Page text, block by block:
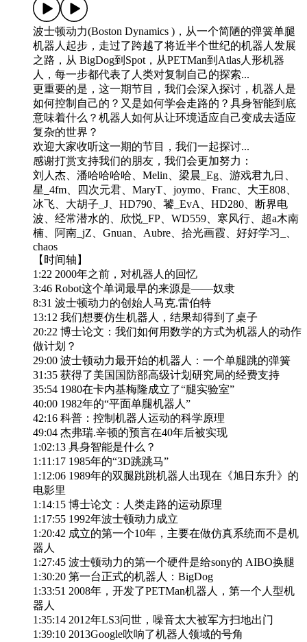
波士顿动力(Boston Dynamics )，从一个简陋的弹簧单腿
机器人起步，走过了跨越了将近半个世纪的机器人发展
之路，从 BigDog到Spot，从PETMan到Atlas人形机器
人，每一步都代表了人类对复制自己的探索...
更重要的是，这一期节目，我们会深入探讨，机器人是
如何控制自己的？又是如何学会走路的？具身智能到底
意味着什么？机器人如何从让环境适应自己变成去适应
复杂的世界？
欢迎大家收听这一期的节目，我们一起探讨...
感谢打赏支持我们的朋友，我们会更加努力：
刘人杰、潘哈哈哈哈、Melin、梁晨_Eg、游戏君九日、
星_4fm、四次元君、MaryT、joymo、Franc、大王808、
冰飞、大胡子_J、HD790、饕_EvA、HD280、断界电
波、经常潜水的、欣悦_FP、WD559、寒风行、超a木南
楠、阿南_jZ、Gnuan、Aubre、拾光画霞、好好学习_、
chaos
【时间轴】
1:22 2000年之前，对机器人的回忆
3:46 Robot这个单词最早的来源是——奴隶
8:31 波士顿动力的创始人马克.雷伯特
13:12 我们想要仿生机器人，结果却得到了桌子
20:22 博士论文：我们如何用数学的方式为机器人的动作
做计划？
29:00 波士顿动力最开始的机器人：一个单腿跳的弹簧
31:35 获得了美国国防部高级计划研究局的经费支持
35:54 1980在卡内基梅隆成立了“腿实验室”
40:00 1982年的“平面单腿机器人”
42:16 科普：控制机器人运动的科学原理
49:04 杰弗瑞.辛顿的预言在40年后被实现
1:02:13 具身智能是什么？
1:11:17 1985年的“3D跳跳马”
1:12:06 1989年的双腿跳跳机器人出现在《旭日东升》的
电影里
1:14:15 博士论文：人类走路的运动原理
1:17:55 1992年波士顿动力成立
1:20:42 成立的第一个10年，主要在做仿真系统而不是机
器人
1:27:45 波士顿动力的第一个硬件是给sony的 AIBO换腿
1:30:20 第一台正式的机器人：BigDog
1:33:51 2008年，开发了PETMan机器人，第一个人型机
器人
1:35:14 2012年LS3问世，噪音太大被军方扫地出门
1:39:10 2013Google吹响了机器人领域的号角